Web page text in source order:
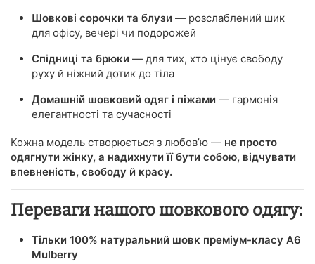
Шовкові сорочки та блузи — розслаблений шик
для офісу, вечері чи подорожей
Спідниці та брюки — для тих, хто цінує свободу
руху й ніжний дотик до тіла
Домашній шовковий одяг і піжами — гармонія
елегантності та сучасності
Кожна модель створюється з любов’ю — не просто
одягнути жінку, а надихнути її бути собою, відчувати
впевненість, свободу й красу.
Переваги нашого шовкового одягу:
Тільки 100% натуральний шовк преміум-класу A6
Mulberry